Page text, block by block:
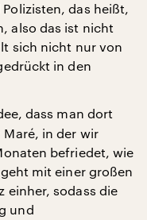
das heißt,
also das ist nicht
sich nicht nur von
in den
dass man dort
Maré, in der wir
befriedet, wie
mit einer großen
einher, sodass die
und